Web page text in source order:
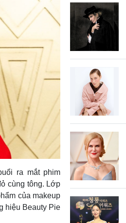
ra mắt phim
cùng tông. Lớp
của makeup
hiệu Beauty Pie